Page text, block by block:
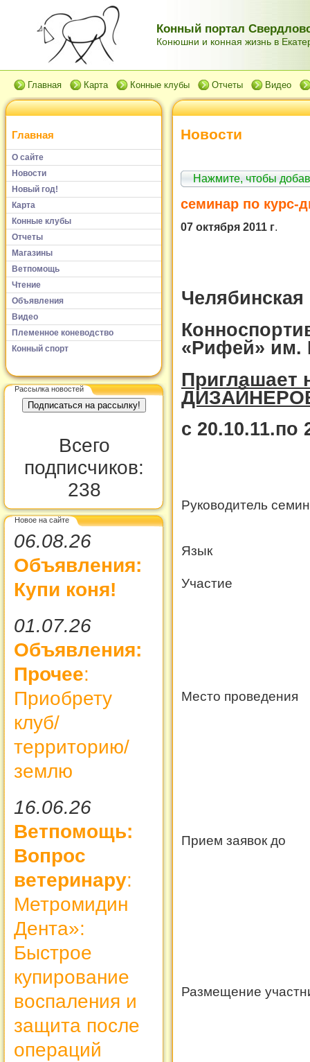
Конный портал
Конюшни и конная жизнь в
Главная Карта Конные клубы Отчеты Видео
Главная
О сайте
Новости
Новый год!
Карта
Конные клубы
Отчеты
Магазины
Ветпомощь
Чтение
Объявления
Видео
Племенное коневодство
Конный спорт
Рассылка новостей
Всего
подписчиков:
238
Новое на сайте
06.08.26
Объявления:
Купи коня!
01.07.26
Объявления:
Прочее:
Приобрету
клуб/
территорию/
землю
16.06.26
Ветпомощь:
Вопрос
ветеринару:
Метромидин
Дента»:
Быстрое
купирование
воспаления и
защита после
операций
Новости
Нажмите, чтобы
семинар по курс-
07 октября 2011 г.
Челябинская
«Рифей»
Приглашает
с 20.10.11.по
Руководитель
Язык
Участие
Место проведения
Прием заявок до
Размещение